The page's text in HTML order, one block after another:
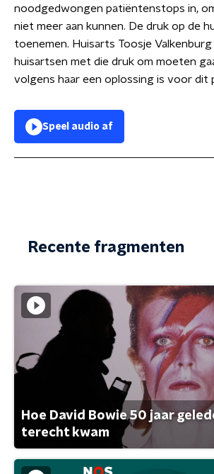
noodgedwongen patiëntenstops in,
niet meer aan kunnen. De druk op de
toenemen. Huisarts Toosje
huisartsen met die druk om moeten
volgens haar een oplossing is voor dit
Speel audio af
Recente fragmenten
Hoe David Bowie 50 jaar
terecht kwam